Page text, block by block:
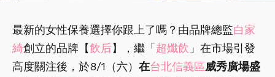
最新的女性保養選擇你跟上了嗎？由品牌總監白家
綺創立的品牌【飲后】，繼「 超孅飲 」在市場引發
高度關注後，於8/1（六） 在台北信義區威秀廣場盛